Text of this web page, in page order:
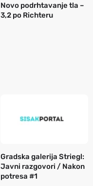
Novo podrhtavanje tla –
3,2 po Richteru
Gradska galerija Striegl:
Javni razgovori / Nakon
potresa #1